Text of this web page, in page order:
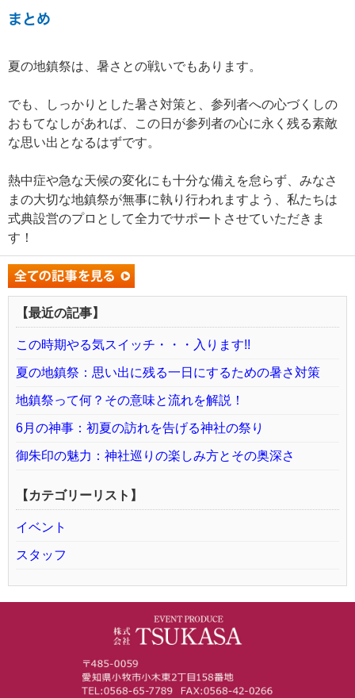
まとめ
夏の地鎮祭は、暑さとの戦いでもあります。
でも、しっかりとした暑さ対策と、参列者への心づくしの
おもてなしがあれば、この日が参列者の心に永く残る素敵
な思い出となるはずです。
熱中症や急な天候の変化にも十分な備えを怠らず、みなさ
まの大切な地鎮祭が無事に執り行われますよう、私たちは
式典設営のプロとして全力でサポートさせていただきま
す！
【最近の記事】
この時期やる気スイッチ・・・入ります!!
夏の地鎮祭：思い出に残る一日にするための暑さ対策
地鎮祭って何？その意味と流れを解説！
6月の神事：初夏の訪れを告げる神社の祭り
御朱印の魅力：神社巡りの楽しみ方とその奥深さ
【カテゴリーリスト】
イベント
スタッフ